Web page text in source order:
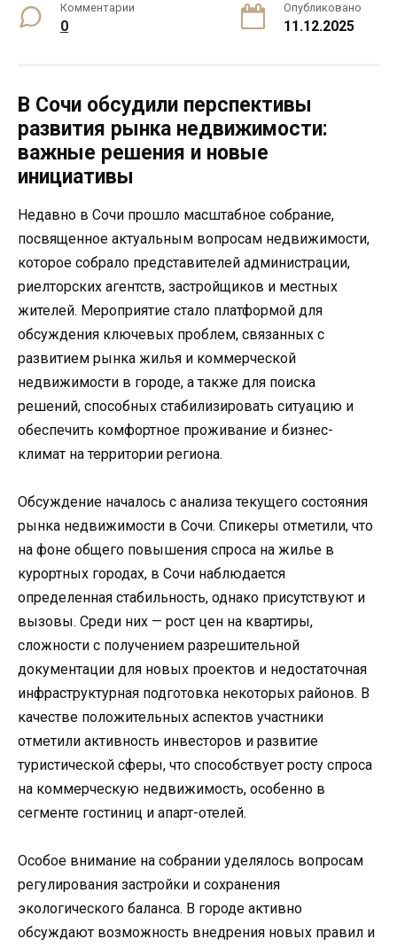
Комментарии
0
Опубликовано
11.12.2025
В Сочи обсудили перспективы
развития рынка недвижимости:
важные решения и новые
инициативы
Недавно в Сочи прошло масштабное собрание,
посвященное актуальным вопросам недвижимости,
которое собрало представителей администрации,
риелторских агентств, застройщиков и местных
жителей. Мероприятие стало платформой для
обсуждения ключевых проблем, связанных с
развитием рынка жилья и коммерческой
недвижимости в городе, а также для поиска
решений, способных стабилизировать ситуацию и
обеспечить комфортное проживание и бизнес-
климат на территории региона.
Обсуждение началось с анализа текущего состояния
рынка недвижимости в Сочи. Спикеры отметили, что
на фоне общего повышения спроса на жилье в
курортных городах, в Сочи наблюдается
определенная стабильность, однако присутствуют и
вызовы. Среди них — рост цен на квартиры,
сложности с получением разрешительной
документации для новых проектов и недостаточная
инфраструктурная подготовка некоторых районов. В
качестве положительных аспектов участники
отметили активность инвесторов и развитие
туристической сферы, что способствует росту спроса
на коммерческую недвижимость, особенно в
сегменте гостиниц и апарт-отелей.
Особое внимание на собрании уделялось вопросам
регулирования застройки и сохранения
экологического баланса. В городе активно
обсуждают возможность внедрения новых правил и